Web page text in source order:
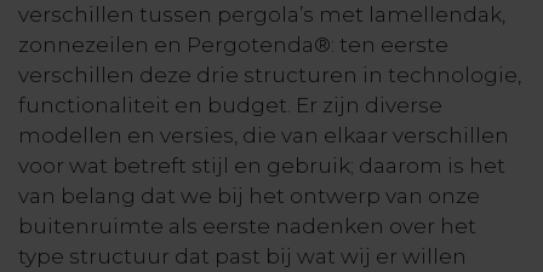
verschillen tussen pergola’s met lamellendak,
zonnezeilen en Pergotenda®: ten eerste
verschillen deze drie structuren in technologie,
functionaliteit en budget. Er zijn diverse
modellen en versies, die van elkaar verschillen
voor wat betreft stijl en gebruik; daarom is het
van belang dat we bij het ontwerp van onze
buitenruimte als eerste nadenken over het
type structuur dat past bij wat wij er willen